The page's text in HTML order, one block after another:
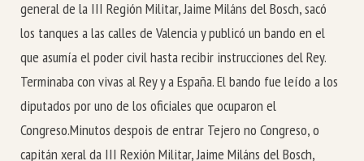
general de la III Región Militar, Jaime Miláns del Bosch, sacó
los tanques a las calles de Valencia y publicó un bando en el
que asumía el poder civil hasta recibir instrucciones del Rey.
Terminaba con vivas al Rey y a España. El bando fue leído a los
diputados por uno de los oficiales que ocuparon el
Congreso.Minutos despois de entrar Tejero no Congreso, o
capitán xeral da III Rexión Militar, Jaime Miláns del Bosch,